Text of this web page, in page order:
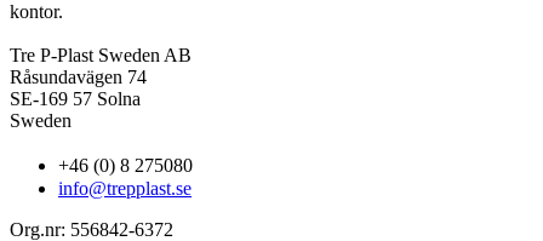
kontor.
Tre P-Plast Sweden AB
Råsundavägen 74
SE-169 57 Solna
Sweden
+46 (0) 8 275080
info@trepplast.se
Org.nr: 556842-6372